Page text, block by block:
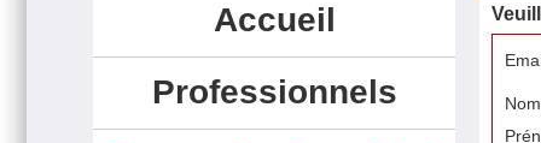
Accueil
Professionnels